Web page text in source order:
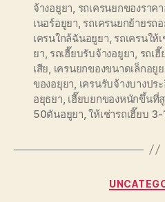
จ้างอยูยา รถเครนยกของราค
เนอร์อยูยา รถเครนยกย้ายรถ
เครนใกล้ฉันอยูยา รถเครนให้
ยา รถเฮี๊ยบรับจ้างอยูยา รถเ
เสีย เครนยกของขนาดเล็กอยู
ของอยุยา เครนรับจ้างบางปร
อยุธยา เฮี๊ยบยกของหนักขึ้นที่
50ตันอยูยา ,ให้เช่ารถเฮี๊ยบ